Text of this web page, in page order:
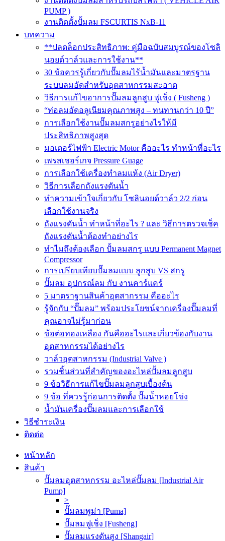
PUMP )
งานติดตั้งปั้มลม FSCURTIS NxB-11
บทความ
**ปลดล็อกประสิทธิภาพ: คู่มือฉบับสมบูรณ์ของโซลิ
นอยด์วาล์วและการใช้งาน**
30 ข้อควรรู้เกี่ยวกับปั๊มลมไร้น้ำมันและมาตรฐาน
ระบบลมอัดสำหรับอุตสาหกรรมสะอาด
วิธีการแก้ไขอาการปั๊มลมลูกสูบ ฟูเช็ง ( Fusheng )
“ท่อลมอัดอลูเนียมคุณภาพสูง – ทนทานกว่า 10 ปี”
การเลือกใช้งานปั๊มลมสกรูอย่างไรให้มี
ประสิทธิภาพสูงสุด
มอเตอร์ไฟฟ้า Electric Motor คืออะไร ทำหน้าที่อะไร
เพรสเชอร์เกจ Pressure Guage
การเลือกใช้เครื่องทำลมแห้ง (Air Dryer)
วิธีการเลือกถังแรงดันน้ำ
ทำความเข้าใจเกี่ยวกับ โซลินอยด์วาล์ว 2/2 ก่อน
เลือกใช้งานจริง
ถังแรงดันน้ำ ทำหน้าที่อะไร ? และ วิธีการตรวจเช็ค
ถังแรงดันน้ำต้องทำอย่างไร
ทำไมถึงต้องเลือก ปั้มลมสกรู แบบ Permanent Magnet
Compressor
การเปรียบเทียบปั๊มลมแบบ ลูกสูบ VS สกรู
ปั๊มลม อุปกรณ์ลม กับ งานคาร์แคร์
5 มาตราฐานสินค้าอุตสากรรม คืออะไร
รู้จักกับ “ปั๊มลม” พร้อมประโยชน์จากเครื่องปั๊มลมที่
คุณอาจไม่รู้มาก่อน
ข้อต่อทองเหลือง กันคืออะไรและเกี่ยวข้องกับงาน
อุตสาหกรรมได้อย่างไร
วาล์วอุตสาหกรรม (Industrial Valve )
รวมชิ้นส่วนที่สำคัญของอะไหล่ปั้มลมลูกสูบ
9 ข้อวิธีการแก้ไขปั๊มลมลูกสูบเบื้องต้น
9 ข้อ ที่ควรรู้ก่อนการติดตั้ง ปั๊มน้ำหอยโข่ง
น้ำมันเครื่องปั๊มลมและการเลือกใช้
วิธีชำระเงิน
ติดต่อ
หน้าหลัก
สินค้า
ปั๊มลมอุตสาหกรรม อะไหล่ปั๊มลม [Industrial Air
Pump]
>
ปั๊มลมพูม่า [Puma]
ปั๊มลมฟูเช็ง [Fusheng]
ปั๊มลมแรงดันสูง [Shangair]